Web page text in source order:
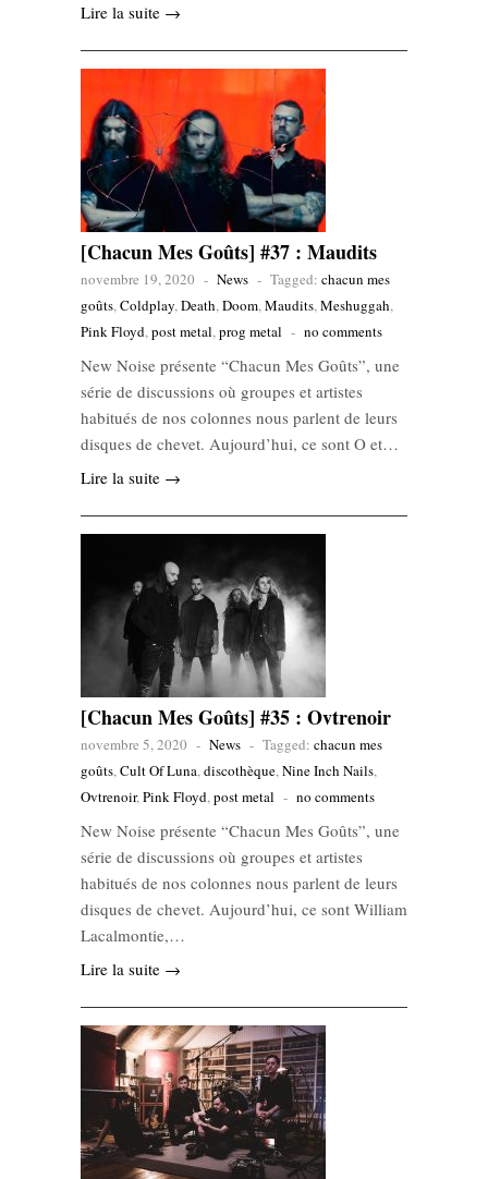
Lire la suite →
[Chacun Mes Goûts] #37 : Maudits
novembre 19, 2020 - News - Tagged: chacun mes
goûts,Coldplay,Death,Doom,Maudits,Meshuggah,
Pink Floyd,post metal,prog metal - no comments
New Noise présente “Chacun Mes Goûts”, une
série de discussions où groupes et artistes
habitués de nos colonnes nous parlent de leurs
disques de chevet. Aujourd’hui, ce sont O et…
Lire la suite →
[Chacun Mes Goûts] #35 : Ovtrenoir
novembre 5, 2020 - News - Tagged: chacun mes
goûts,Cult Of Luna,discothèque,Nine Inch Nails,
Ovtrenoir,Pink Floyd,post metal - no comments
New Noise présente “Chacun Mes Goûts”, une
série de discussions où groupes et artistes
habitués de nos colonnes nous parlent de leurs
disques de chevet. Aujourd’hui, ce sont William
Lacalmontie,…
Lire la suite →